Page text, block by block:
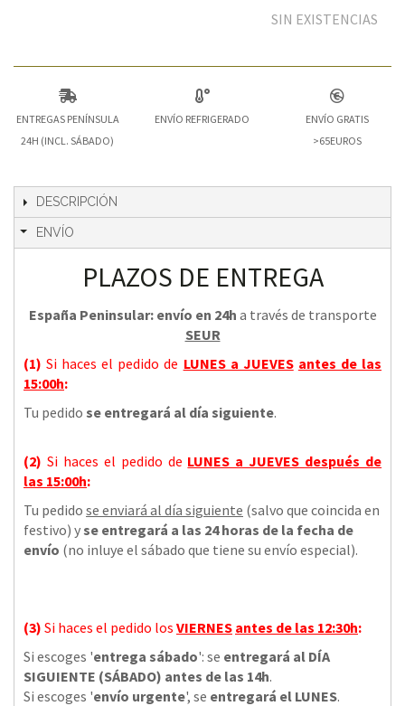
SIN EXISTENCIAS
ENTREGAS PENÍNSULA
24H (INCL. SÁBADO)
ENVÍO REFRIGERADO
ENVÍO GRATIS
>65EUROS
DESCRIPCIÓN
ENVÍO
PLAZOS DE ENTREGA
España Peninsular: envío en 24h a través de transporte
SEUR
(1)Si haces el pedido de LUNES a JUEVES antes de las
15:00h:
Tu pedido se entregará al día siguiente.
(2) Si haces el pedido de LUNES a JUEVES después de
las 15:00h:
Tu pedido se enviará al día siguiente (salvo que coincida en
festivo) yse entregará a las 24 horas de la fecha de
envío (no inluye el sábado que tiene su envío especial).
(3) Si haces el pedido los VIERNES antes de las 12:30h:
Si escoges 'entrega sábado': se entregará al DÍA
SIGUIENTE (SÁBADO) antes de las 14h.
Si escoges 'envío urgente', se entregará el LUNES.